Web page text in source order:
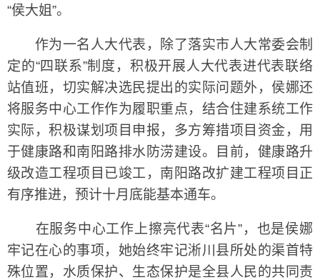
“侯大姐”。
作为一名人大代表，除了落实市人大常委会制
定的“四联系”制度，积极开展人大代表进代表联络
站值班，切实解决选民提出的实际问题外，侯娜还
将服务中心工作作为履职重点，结合住建系统工作
实际，积极谋划项目申报，多方筹措项目资金，用
于健康路和南阳路排水防涝建设。目前，健康路升
级改造工程项目已竣工，南阳路改扩建工程项目正
有序推进，预计十月底能基本通车。
在服务中心工作上擦亮代表“名片”，也是侯娜
牢记在心的事项，她始终牢记淅川县所处的渠首特
殊位置，水质保护、生态保护是全县人民的共同责